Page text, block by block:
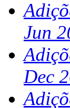
Jun
Dec